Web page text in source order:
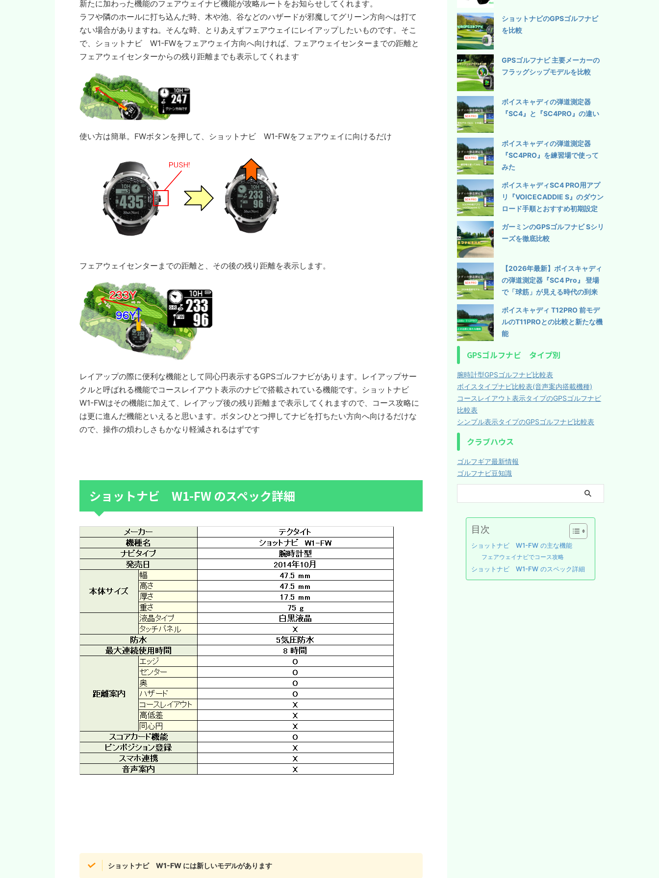
新たに加わった機能のフェアウェイナビ機能が攻略ルートをお知らせしてくれます。
ラフや隣のホールに打ち込んだ時、木や池、谷などのハザードが邪魔してグリーン方向へは打て
ない場合がありますね。そんな時、とりあえずフェアウェイにレイアップしたいものです。そこ
で、ショットナビ W1-FWをフェアウェイ方向へ向ければ、フェアウェイセンターまでの距離と
フェアウェイセンターからの残り距離までも表示してくれます
使い方は簡単。FWボタンを押して、ショットナビ W1-FWをフェアウェイに向けるだけ
フェアウェイセンターまでの距離と、その後の残り距離を表示します。
レイアップの際に便利な機能として同心円表示するGPSゴルフナビがあります。レイアップサー
クルと呼ばれる機能でコースレイアウト表示のナビで搭載されている機能です。ショットナビ
W1-FWはその機能に加えて、レイアップ後の残り距離まで表示してくれますので、コース攻略に
は更に進んだ機能といえると思います。ボタンひとつ押してナビを打ちたい方向へ向けるだけな
ので、操作の煩わしさもかなり軽減されるはずです
ショットナビ W1-FW のスペック詳細
ショットナビ W1-FW には新しいモデルがあります
ショットナビのGPSゴルフナビ
を比較
GPSゴルフナビ 主要メーカーの
フラッグシップモデルを比較
ボイスキャディの弾道測定器
『SC4』と『SC4PRO』の違い
ボイスキャディの弾道測定器
『SC4PRO』を練習場で使って
みた
ボイスキャディSC4 PRO用アプ
リ『VOICECADDIE S』のダウン
ロード手順とおすすめ初期設定
ガーミンのGPSゴルフナビ Sシリ
ーズを徹底比較
【2026年最新】ボイスキャディ
の弾道測定器『SC4 Pro』 登場
で「球筋」が見える時代の到来
ボイスキャディ T12PRO 前モデ
ルのT11PROとの比較と新たな機
能
GPSゴルフナビ タイプ別
腕時計型GPSゴルフナビ比較表
ボイスタイプナビ比較表(音声案内搭載機種)
コースレイアウト表示タイプのGPSゴルフナビ
比較表
シンプル表示タイプのGPSゴルフナビ比較表
クラブハウス
ゴルフギア最新情報
ゴルフナビ豆知識
目次
ショットナビ W1-FW の主な機能
フェアウェイナビでコース攻略
ショットナビ W1-FW のスペック詳細